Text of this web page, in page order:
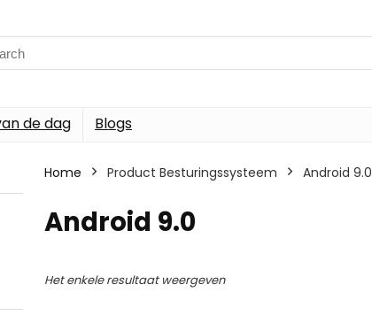
de dag Blogs
Home Product Besturingssysteem Android 9.0
Android 9.0
Het enkele resultaat weergeven